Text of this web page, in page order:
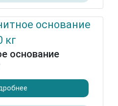
основание